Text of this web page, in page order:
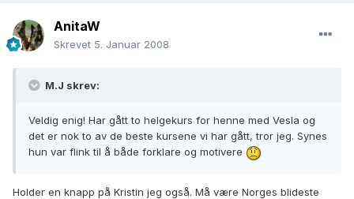
AnitaW
Skrevet 5. Januar 2008
M.J skrev:
Veldig enig! Har gått to helgekurs for henne med Vesla og
det er nok to av de beste kursene vi har gått, tror jeg. Synes
hun var flink til å både forklare og motivere
Holder en knapp på Kristin jeg også. Må være Norges blideste